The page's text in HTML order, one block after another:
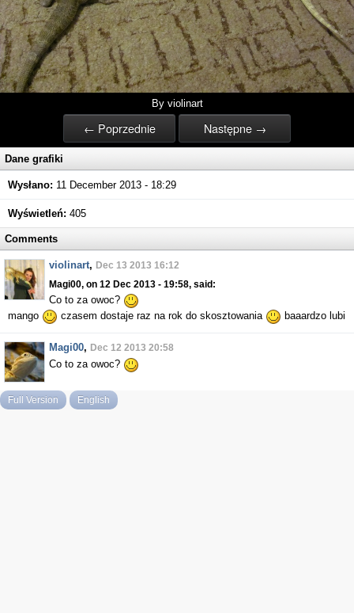
By violinart
← Poprzednie Następne →
Dane grafiki
Wysłano: 11 December 2013 - 18:29
Wyświetleń: 405
Comments
violinart, Dec 13 2013 16:12
Magi00, on 12 Dec 2013 - 19:58, said:
Co to za owoc?
mango
czasem dostaje raz na rok do skosztowania baaardzo lubi
Magi00, Dec 12 2013 20:58
Co to za owoc?
Full Version English